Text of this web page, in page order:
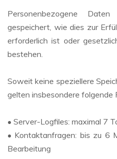
Personenbezogene
gespeichert, wie dies zur
erforderlich ist oder
bestehen.
Soweit keine speziellere
gelten insbesondere folgende
• Server-Logfiles: maximal 7
• Kontaktanfragen: bis zu 6
Bearbeitung